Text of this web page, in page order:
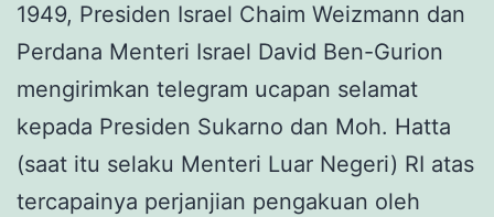
1949, Presiden Israel Chaim Weizmann dan
Perdana Menteri Israel David Ben-Gurion
mengirimkan telegram ucapan selamat
kepada Presiden Sukarno dan Moh. Hatta
(saat itu selaku Menteri Luar Negeri) RI atas
tercapainya perjanjian pengakuan oleh